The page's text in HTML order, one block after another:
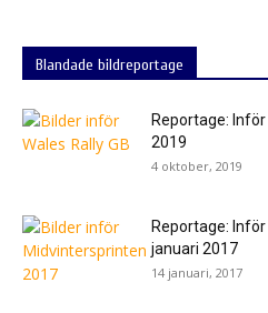
Blandade bildreportage
Reportage:
2019
4 oktober, 2019
Reportage:
januari 2017
14 januari, 2017